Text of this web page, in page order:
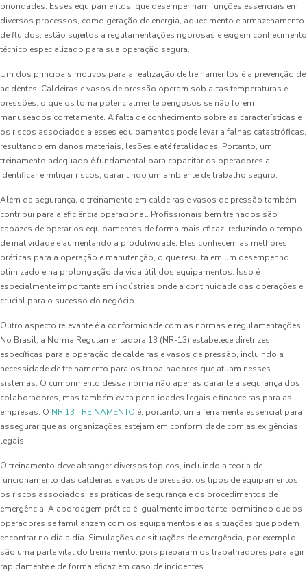
prioridades. Esses equipamentos, que desempenham funções essenciais em
diversos processos, como geração de energia, aquecimento e armazenamento
de fluidos, estão sujeitos a regulamentações rigorosas e exigem conhecimento
técnico especializado para sua operação segura.
Um dos principais motivos para a realização de treinamentos é a prevenção de
acidentes. Caldeiras e vasos de pressão operam sob altas temperaturas e
pressões, o que os torna potencialmente perigosos se não forem
manuseados corretamente. A falta de conhecimento sobre as características e
os riscos associados a esses equipamentos pode levar a falhas catastróficas,
resultando em danos materiais, lesões e até fatalidades. Portanto, um
treinamento adequado é fundamental para capacitar os operadores a
identificar e mitigar riscos, garantindo um ambiente de trabalho seguro.
Além da segurança, o treinamento em caldeiras e vasos de pressão também
contribui para a eficiência operacional. Profissionais bem treinados são
capazes de operar os equipamentos de forma mais eficaz, reduzindo o tempo
de inatividade e aumentando a produtividade. Eles conhecem as melhores
práticas para a operação e manutenção, o que resulta em um desempenho
otimizado e na prolongação da vida útil dos equipamentos. Isso é
especialmente importante em indústrias onde a continuidade das operações é
crucial para o sucesso do negócio.
Outro aspecto relevante é a conformidade com as normas e regulamentações.
No Brasil, a Norma Regulamentadora 13 (NR-13) estabelece diretrizes
específicas para a operação de caldeiras e vasos de pressão, incluindo a
necessidade de treinamento para os trabalhadores que atuam nesses
sistemas. O cumprimento dessa norma não apenas garante a segurança dos
colaboradores, mas também evita penalidades legais e financeiras para as
empresas. O NR 13 TREINAMENTO é, portanto, uma ferramenta essencial para
assegurar que as organizações estejam em conformidade com as exigências
legais.
O treinamento deve abranger diversos tópicos, incluindo a teoria de
funcionamento das caldeiras e vasos de pressão, os tipos de equipamentos,
os riscos associados, as práticas de segurança e os procedimentos de
emergência. A abordagem prática é igualmente importante, permitindo que os
operadores se familiarizem com os equipamentos e as situações que podem
encontrar no dia a dia. Simulações de situações de emergência, por exemplo,
são uma parte vital do treinamento, pois preparam os trabalhadores para agir
rapidamente e de forma eficaz em caso de incidentes.